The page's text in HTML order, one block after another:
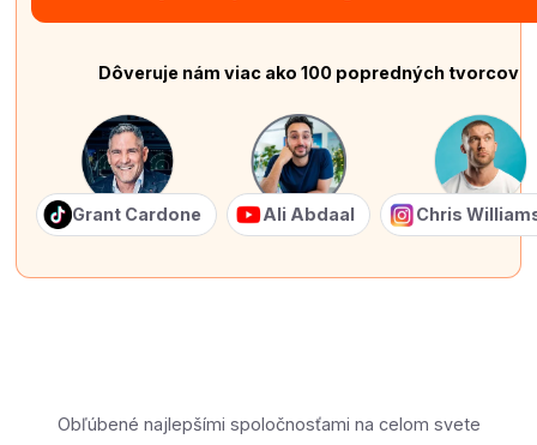
Dôveruje nám viac ako 100 popredných tvorcov
Grant Cardone Ali Abdaal Chris
Obľúbené najlepšími spoločnosťami na celom svete